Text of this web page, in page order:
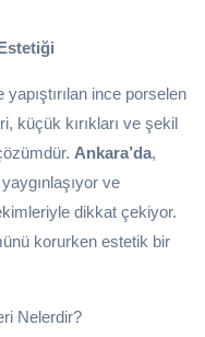
ince porselen
küçük kırıkları ve şekil
Ankara’da,
ve
dikkat çekiyor.
korurken estetik bir
Nelerdir?